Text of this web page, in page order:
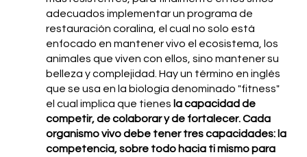
adecuados implementar un programa de
restauración coralina, el cual no solo está
enfocado en mantener vivo el ecosistema, los
animales que viven con ellos, sino mantener su
belleza y complejidad. Hay un término en inglés
que se usa en la biología denominado "fitness"
el cual implica que tienes la capacidad de
competir, de colaborar y de fortalecer. Cada
organismo vivo debe tener tres capacidades: la
competencia, sobre todo hacia ti mismo para